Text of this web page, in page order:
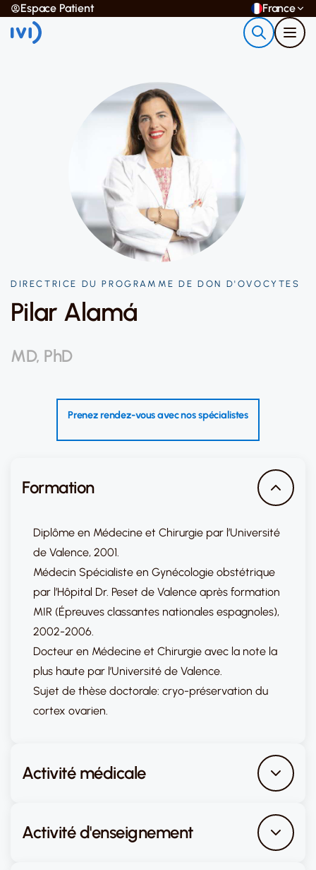
Espace Patient France
DIRECTRICE DU PROGRAMME DE DON D'OVOCYTES
Pilar Alamá
MD, PhD
Prenez rendez-vous avec nos spécialistes
Formation
Diplôme en Médecine et Chirurgie par l’Université
de Valence, 2001.
Médecin Spécialiste en Gynécologie obstétrique
par l’Hôpital Dr. Peset de Valence après formation
MIR (Épreuves classantes nationales espagnoles),
2002-2006.
Docteur en Médecine et Chirurgie avec la note la
plus haute par l’Université de Valence.
Sujet de thèse doctorale: cryo-préservation du
cortex ovarien.
Activité médicale
Activité d'enseignement